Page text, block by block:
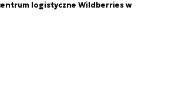
logistyczne Wildberries w